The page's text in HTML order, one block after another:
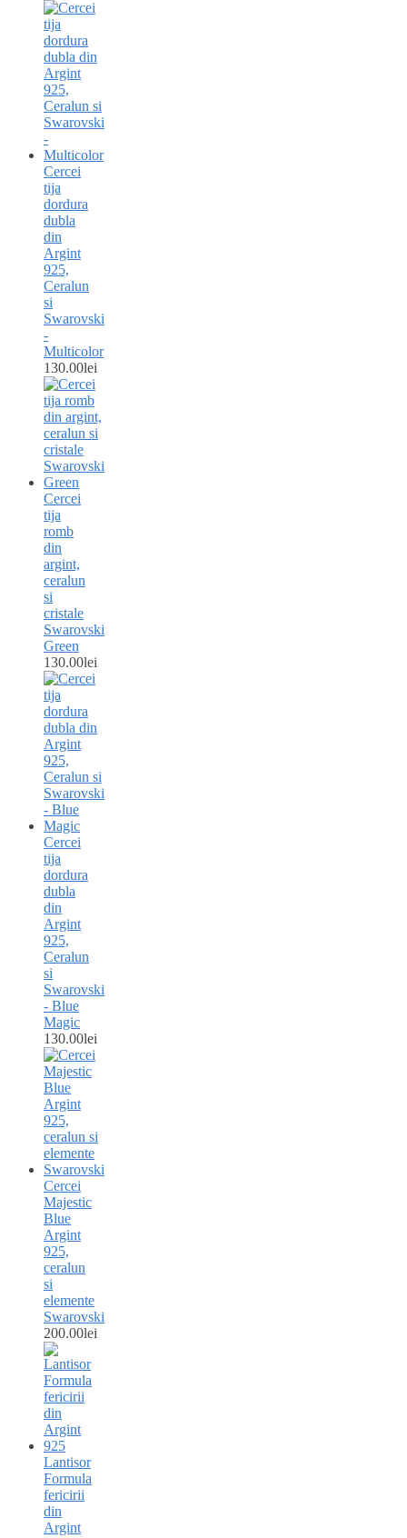
Cercei
tija
dordura
dubla
din
Argint
925,
Ceralun
si
Swarovski
-
Multicolor
130.00lei
Cercei
tija
romb
din
argint,
ceralun
si
cristale
Swarovski
Green
130.00lei
Cercei
tija
dordura
dubla
din
Argint
925,
Ceralun
si
Swarovski
- Blue
Magic
130.00lei
Cercei
Majestic
Blue
Argint
925,
ceralun
si
elemente
Swarovski
200.00lei
Lantisor
Formula
fericirii
din
Argint